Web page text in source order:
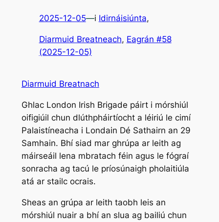
2025-12-05—i Idirnáisiúnta,
Diarmuid Breatneach, Eagrán #58
(2025-12-05)
Diarmuid Breatnach
Ghlac London Irish Brigade páirt i mórshiúl
oifigiúil chun dlúthpháirtíocht a léiriú le cimí
Palaistíneacha i Londain Dé Sathairn an 29
Samhain. Bhí siad mar ghrúpa ar leith ag
máirseáil lena mbratach féin agus le fógraí
sonracha ag tacú le príosúnaigh pholaitiúla
atá ar stailc ocrais.
Sheas an grúpa ar leith taobh leis an
mórshiúl nuair a bhí an slua ag bailiú chun